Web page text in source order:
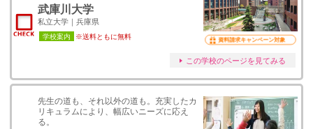
武庫川大学
私立大学｜兵庫県
学校案内 ※送料ともに無料 資料請求キャンペーン対象
この学校のページを見てみる
先生の道も、それ以外の道も。充実したカ
リキュラムにより、幅広いニーズに応え
る。